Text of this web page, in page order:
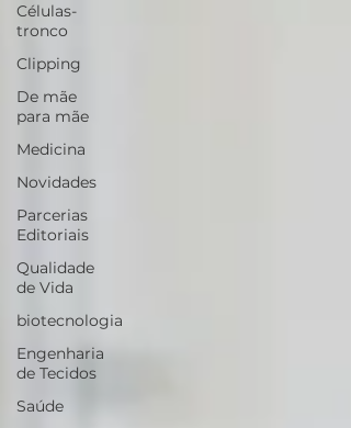
Células-
tronco
Clipping
De mãe
para mãe
Medicina
Novidades
Parcerias
Editoriais
Qualidade
de Vida
biotecnologia
Engenharia
de Tecidos
Saúde